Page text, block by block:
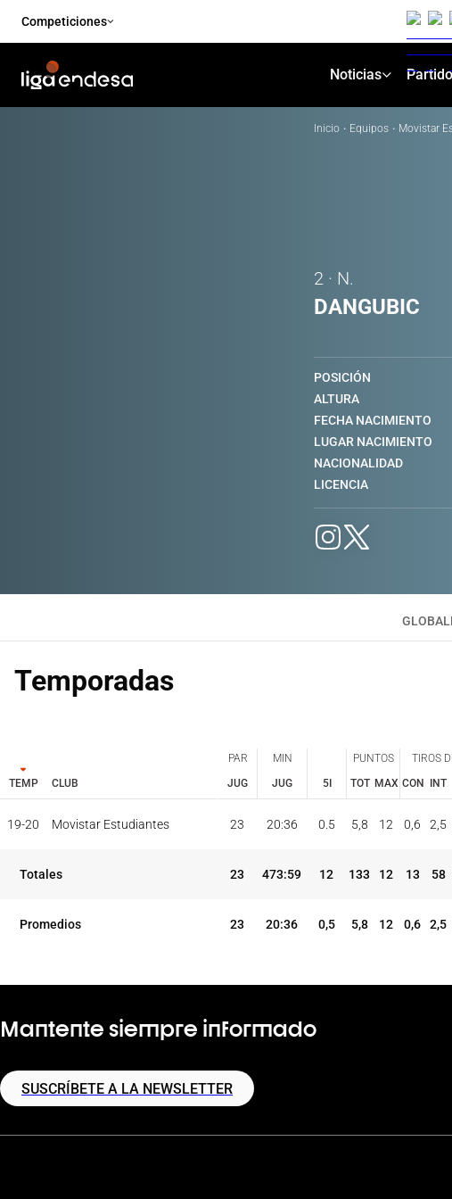
Competiciones
Noticias
Inicio · Equipos · Movistar
2 · N.
DANGUBIC
POSICIÓN
ALTURA
FECHA NACIMIENTO
LUGAR NACIMIENTO
NACIONALIDAD
LICENCIA
Temporadas
TEMP CLUB
PAR
MIN
5I
PUNTOS TIROS
JUG JUG TOT MAX CON INT
19-20 Movistar Estudiantes 23 20:36 0.5 5,8 12 0,6 2,5
Totales 23 473:59 12 133 12 13 58
Promedios 23 20:36 0,5 5,8 12 0,6 2,5
Mantente siempre informado
SUSCRÍBETE A LA NEWSLETTER